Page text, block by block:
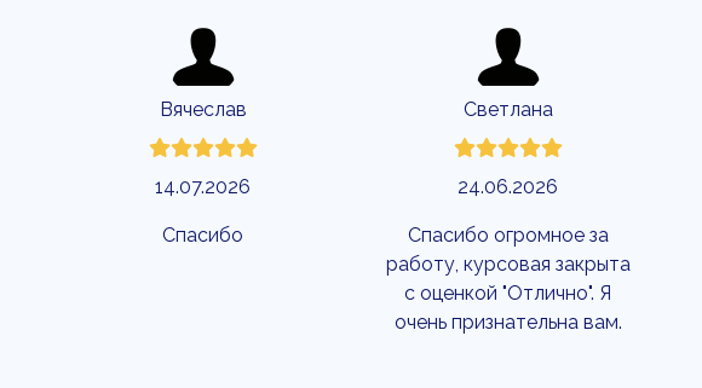
Вячеслав
14.07.2026
Спасибо
Светлана
24.06.2026
Спасибо огромное за
работу, курсовая закрыта
с оценкой "Отлично". Я
очень признательна вам.